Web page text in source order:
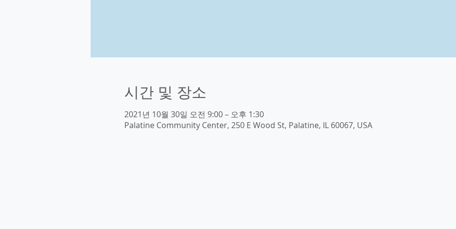
시간 및 장소
2021년 10월 30일 오전 9:00 – 오후 1:30
Palatine Community Center, 250 E Wood St, Palatine, IL 60067, USA